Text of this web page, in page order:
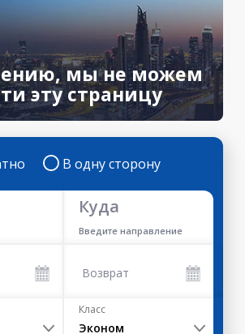
мы не можем
эту страницу
В одну сторону
Куда
Введите направление
Возврат
Класс
Эконом